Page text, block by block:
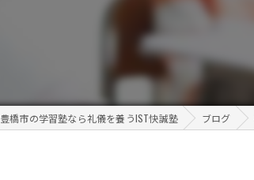
豊橋市の学習塾なら礼儀を養うIST快誠塾 ブログ